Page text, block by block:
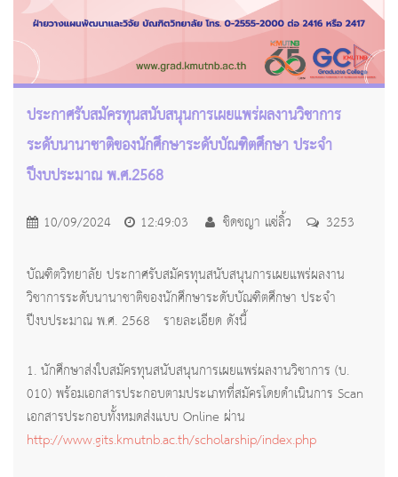
ประกาศรับสมัครทุนสนับสนุนการเผยแพร่ผลงานวิชาการ
ระดับนานาชาติของนักศึกษาระดับบัณฑิตศึกษา ประจำ
ปีงบประมาณ พ.ศ.2568
10/09/2024 12:49:03 ชิดชญา แซ่ลิ้ว 3253
บัณฑิตวิทยาลัย ประกาศรับสมัครทุนสนับสนุนการเผยแพร่ผลงาน
วิชาการระดับนานาชาติของนักศึกษาระดับบัณฑิตศึกษา ประจำ
ปีงบประมาณ พ.ศ. 2568 รายละเอียด ดังนี้
1. นักศึกษาส่งใบสมัครทุนสนับสนุนการเผยแพร่ผลงานวิชาการ (บ.
010) พร้อมเอกสารประกอบตามประเภทที่สมัครโดยดำเนินการ Scan
เอกสารประกอบทั้งหมดส่งแบบ Online ผ่าน
http://www.gits.kmutnb.ac.th/scholarship/index.php